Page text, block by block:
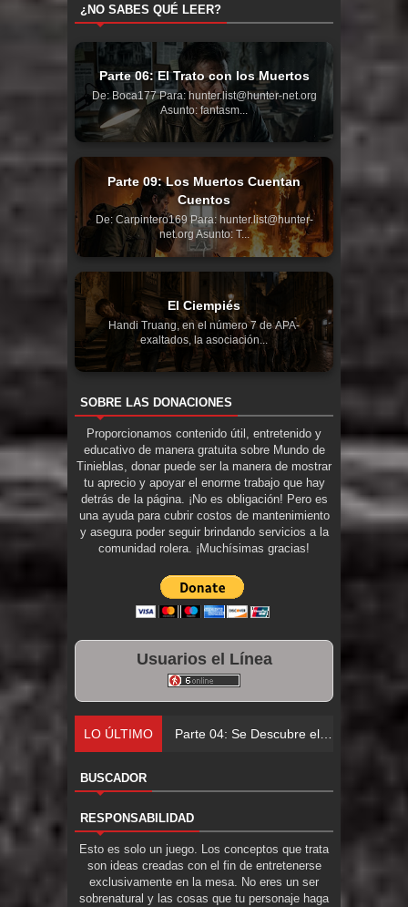
¿NO SABES QUÉ LEER?
Parte 06: El Trato con los Muertos
De: Boca177 Para: hunter.list@hunter-net.org
Asunto: fantasm...
Parte 09: Los Muertos Cuentan
Cuentos
De: Carpintero169 Para: hunter.list@hunter-
net.org Asunto: T...
El Ciempiés
Handi Truang, en el número 7 de APA-
exaltados, la asociación...
SOBRE LAS DONACIONES
Proporcionamos contenido útil, entretenido y
educativo de manera gratuita sobre Mundo de
Tinieblas, donar puede ser la manera de mostrar
tu aprecio y apoyar el enorme trabajo que hay
detrás de la página. ¡No es obligación! Pero es
una ayuda para cubrir costos de mantenimiento
y asegura poder seguir brindando servicios a la
comunidad rolera. ¡Muchísimas gracias!
Usuarios el Línea
LO ÚLTIMO Parte 04: Se Descubre el Pastel
BUSCADOR
RESPONSABILIDAD
Esto es solo un juego. Los conceptos que trata
son ideas creadas con el fin de entretenerse
exclusivamente en la mesa. No eres un ser
sobrenatural y las cosas que tu personaje haga